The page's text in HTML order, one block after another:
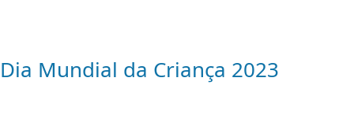
Dia Mundial da Criança 2023